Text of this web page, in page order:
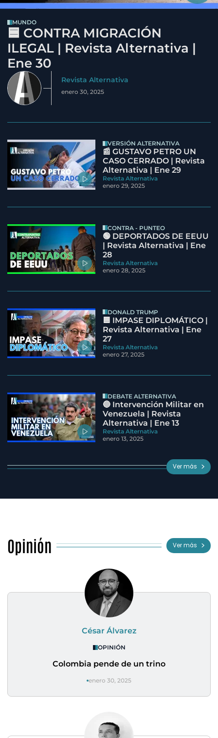
MUNDO
🟦 CONTRA MIGRACIÓN
ILEGAL | Revista Alternativa |
Ene 30
Revista Alternativa
enero 30, 2025
VERSIÓN ALTERNATIVA
📰 GUSTAVO PETRO UN
CASO CERRADO | Revista
Alternativa | Ene 29
Revista Alternativa
enero 29, 2025
CONTRA - PUNTEO
🟢 DEPORTADOS DE EEUU
| Revista Alternativa | Ene
28
Revista Alternativa
enero 28, 2025
DONALD TRUMP
🟦 IMPASE DIPLOMÁTICO |
Revista Alternativa | Ene
27
Revista Alternativa
enero 27, 2025
DEBATE ALTERNATIVA
🔵 Intervención Militar en
Venezuela | Revista
Alternativa | Ene 13
Revista Alternativa
enero 13, 2025
Ver más
Opinión Ver más
César Álvarez
OPINIÓN
Colombia pende de un trino
enero 30, 2025